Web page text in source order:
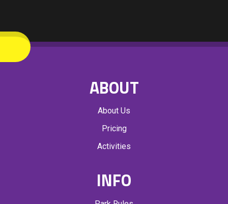
ABOUT
About Us
Pricing
Activities
INFO